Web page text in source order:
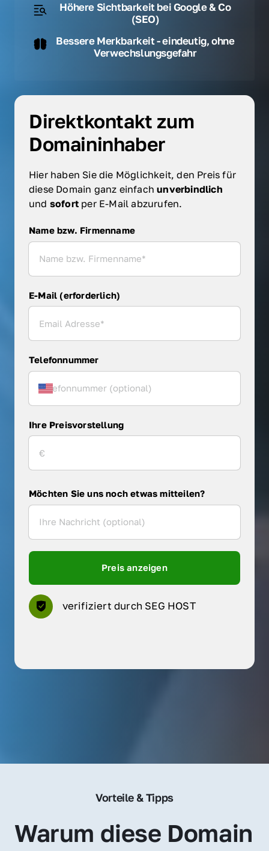
Höhere Sichtbarkeit bei Google & Co
(SEO)
Bessere Merkbarkeit - eindeutig, ohne
Verwechslungsgefahr
Direktkontakt zum
Domaininhaber
Hier haben Sie die Möglichkeit, den Preis für
diese Domain ganz einfach
und sofort per E-Mail abzurufen.
Name bzw. Firmenname
Name bzw. Firmenname
E-Mail (erforderlich)
Telefonnummer
Ihre Preisvorstellung
Möchten Sie uns noch etwas mitteilen?
Preis anzeigen
verifiziert durch SEG HOST
Vorteile & Tipps
Warum diese Domain